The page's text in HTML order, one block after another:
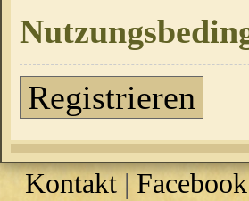
Registrieren
Kontakt | Facebook